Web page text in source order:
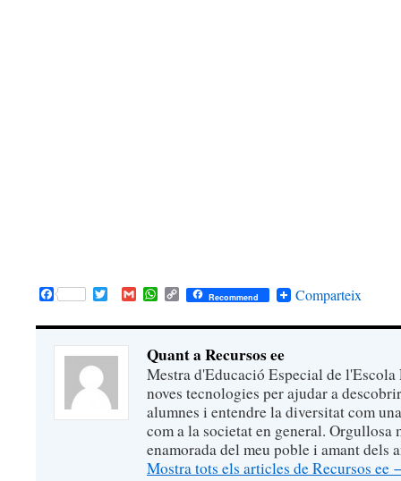
Facebook TwitterGmailWhatsApp
Copy
Link
Recommend Comparteix
Quant a Recursos ee
Mestra d'Educació Especial de
noves tecnologies per ajudar a
alumnes i entendre la diversitat com
com a la societat en general. Orgullosa
enamorada del meu poble i amant dels
Mostra tots els articles de Recursos ee